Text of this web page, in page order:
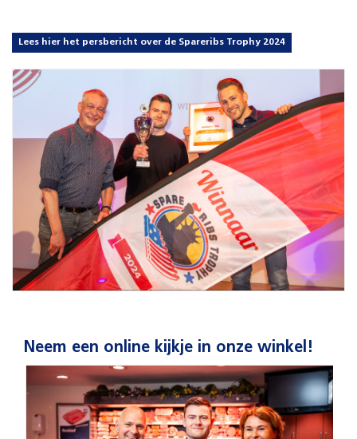
Lees hier het persbericht over de Spareribs Trophy 2024
Neem een online kijkje in onze winkel!